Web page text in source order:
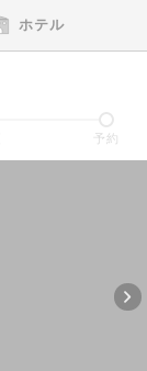
ホテル
予約